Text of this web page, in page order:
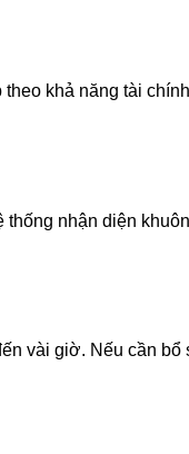
khả năng tài
nhận diện
vài giờ. Nếu cần bổ